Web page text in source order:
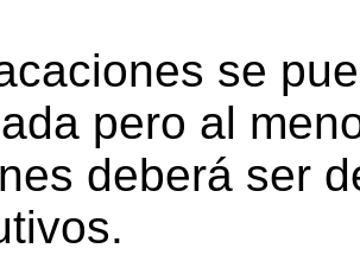
se
pero al
deberá ser